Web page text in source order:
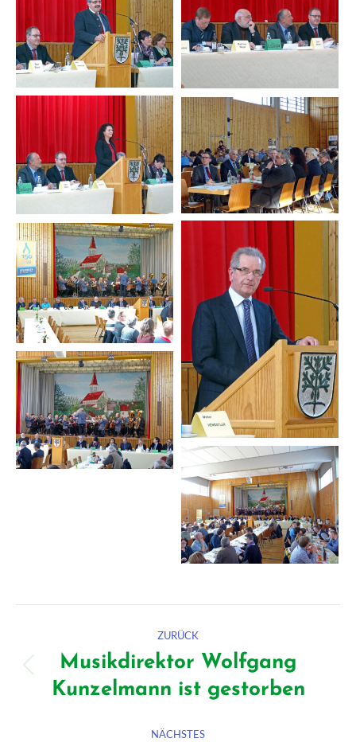
Kommentarnavigation
ZURÜCK
Beitrag:
Musikdirektor Wolfgang
Kunzelmann ist gestorben
NÄCHSTES